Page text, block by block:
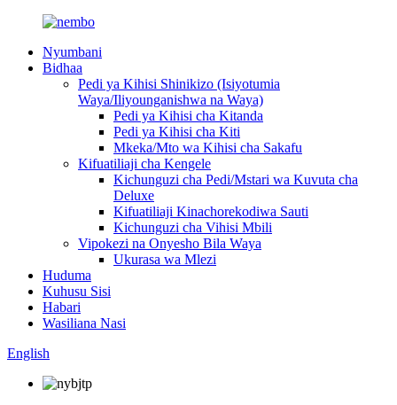
Nyumbani
Bidhaa
Pedi ya Kihisi Shinikizo (Isiyotumia
Waya/Iliyounganishwa na Waya)
Pedi ya Kihisi cha Kitanda
Pedi ya Kihisi cha Kiti
Mkeka/Mto wa Kihisi cha Sakafu
Kifuatiliaji cha Kengele
Kichunguzi cha Pedi/Mstari wa Kuvuta cha
Deluxe
Kifuatiliaji Kinachorekodiwa Sauti
Kichunguzi cha Vihisi Mbili
Vipokezi na Onyesho Bila Waya
Ukurasa wa Mlezi
Huduma
Kuhusu Sisi
Habari
Wasiliana Nasi
English